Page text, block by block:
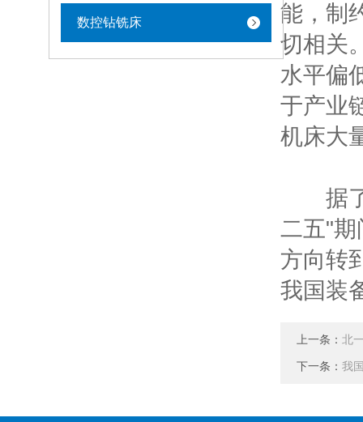
数控钻铣床
能，制
切相关
水平偏
于产业
机床大
据了
二五"期
方向转
我国装
上一条：北
下一条：我